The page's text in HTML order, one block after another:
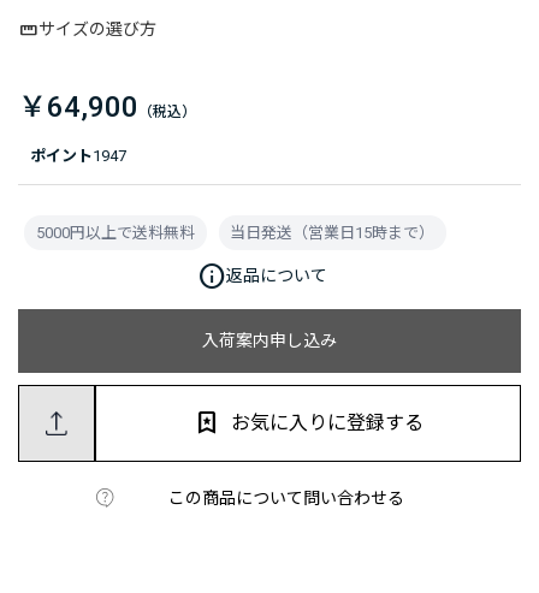
ポイント1947
サイズの選び方
￥64,900
入荷案内申し込み
この商品について問い合わせる
お気に入りに登録する
5000円以上で送料無料 当日発送（営業日15時まで）
info返品について